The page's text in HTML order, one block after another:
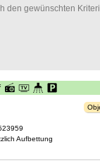
den gewünschten
Aufbettung